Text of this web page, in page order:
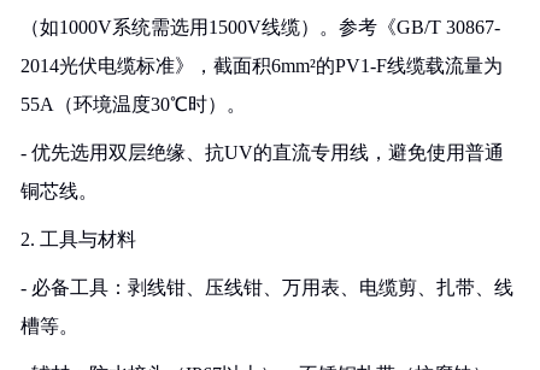
（如1000V系统需选用1500V线缆）。参考《GB/T 30867-
2014光伏电缆标准》，截面积6mm²的PV1-F线缆载流量为
55A（环境温度30℃时）。
- 优先选用双层绝缘、抗UV的直流专用线，避免使用普通
铜芯线。
2. 工具与材料
- 必备工具：剥线钳、压线钳、万用表、电缆剪、扎带、线
槽等。